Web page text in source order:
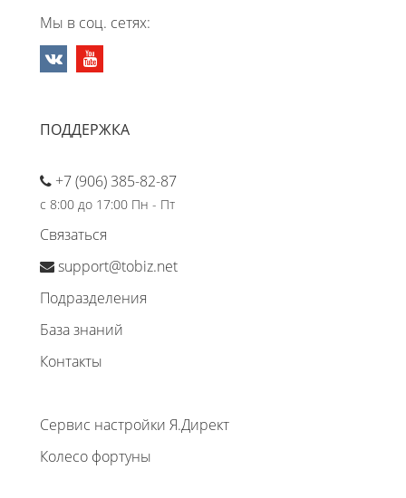
Мы в соц. сетях:
ПОДДЕРЖКА
+7 (906) 385-82-87
с 8:00 до 17:00 Пн - Пт
Связаться
support@tobiz.net
Подразделения
База знаний
Контакты
Сервис настройки Я.Директ
Колесо фортуны